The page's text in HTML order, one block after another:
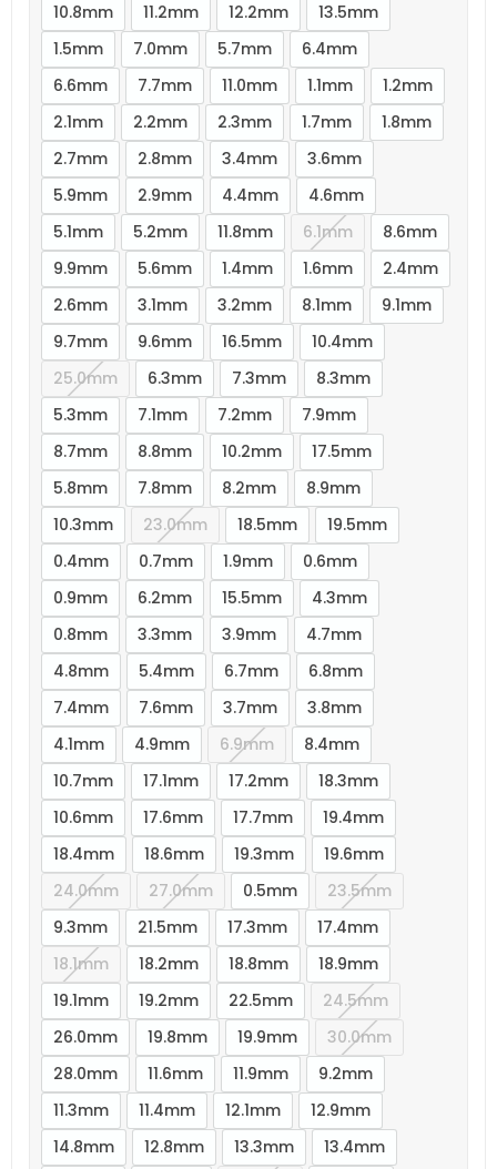
10.8mm
11.2mm 12.2mm
13.5mm
1.5mm
7.0mm 5.7mm
6.4mm
6.6mm
7.7mm 11.0mm 1.1mm
1.2mm
2.1mm
2.2mm 2.3mm 1.7mm
1.8mm
2.7mm
2.8mm 3.4mm
3.6mm
5.9mm
2.9mm 4.4mm
4.6mm
5.1mm
5.2mm 11.8mm 6.1mm
8.6mm
9.9mm
5.6mm 1.4mm 1.6mm
2.4mm
2.6mm
3.1mm 3.2mm 8.1mm
9.1mm
9.7mm
9.6mm 16.5mm
10.4mm
25.0mm
6.3mm 7.3mm
8.3mm
5.3mm
7.1mm 7.2mm
7.9mm
8.7mm
8.8mm 10.2mm
17.5mm
5.8mm
7.8mm 8.2mm
8.9mm
10.3mm
23.0mm 18.5mm
19.5mm
0.4mm
0.7mm 1.9mm
0.6mm
0.9mm
6.2mm 15.5mm
4.3mm
0.8mm
3.3mm 3.9mm
4.7mm
4.8mm
5.4mm 6.7mm
6.8mm
7.4mm
7.6mm 3.7mm
3.8mm
4.1mm
4.9mm 6.9mm
8.4mm
10.7mm
17.1mm 17.2mm
18.3mm
10.6mm
17.6mm 17.7mm
19.4mm
18.4mm
18.6mm 19.3mm
19.6mm
24.0mm
27.0mm 0.5mm
23.5mm
9.3mm
21.5mm 17.3mm
17.4mm
18.1mm
18.2mm 18.8mm
18.9mm
19.1mm
19.2mm 22.5mm
24.5mm
26.0mm
19.8mm 19.9mm
30.0mm
28.0mm
11.6mm 11.9mm
9.2mm
11.3mm
11.4mm 12.1mm
12.9mm
14.8mm
12.8mm 13.3mm 13.4mm